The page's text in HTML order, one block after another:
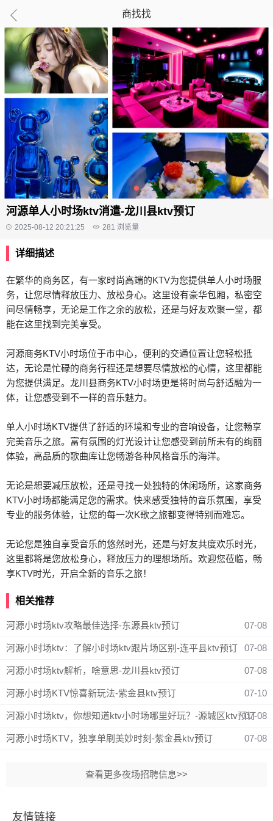
商找找
河源单人小时场ktv消遣-龙川县ktv预订
2025-08-12 20:21:25 281 浏览量
详细描述
在繁华的商务区，有一家时尚高端的KTV为您提供单人小时场服
务，让您尽情释放压力、放松身心。这里设有豪华包厢，私密空
间尽情畅享，无论是工作之余的放松，还是与好友欢聚一堂，都
能在这里找到完美享受。
河源商务KTV小时场位于市中心，便利的交通位置让您轻松抵
达，无论是忙碌的商务行程还是想要尽情放松的心情，这里都能
为您提供满足。龙川县商务KTV小时场更是将时尚与舒适融为一
体，让您感受到不一样的音乐魅力。
单人小时场KTV提供了舒适的环境和专业的音响设备，让您畅享
完美音乐之旅。富有氛围的灯光设计让您感受到前所未有的绚丽
体验，高品质的歌曲库让您畅游各种风格音乐的海洋。
无论是想要减压放松，还是寻找一处独特的休闲场所，这家商务
KTV小时场都能满足您的需求。快来感受独特的音乐氛围，享受
专业的服务体验，让您的每一次K歌之旅都变得特别而难忘。
无论您是独自享受音乐的悠然时光，还是与好友共度欢乐时光，
这里都将是您放松身心，释放压力的理想场所。欢迎您莅临，畅
享KTV时光，开启全新的音乐之旅！
相关推荐
河源小时场ktv攻略最佳选择-东源县ktv预订 07-08
河源小时场ktv：了解小时场ktv跟片场区别-连平县ktv预订 07-08
河源小时场ktv解析，啥意思-龙川县ktv预订 07-08
河源小时场KTV惊喜新玩法-紫金县ktv预订 07-10
河源小时场ktv，你想知道ktv小时场哪里好玩？-源城区ktv预订07-08
河源小时场KTV，独享单刷美妙时刻-紫金县ktv预订 07-08
查看更多夜场招聘信息>>
友情链接